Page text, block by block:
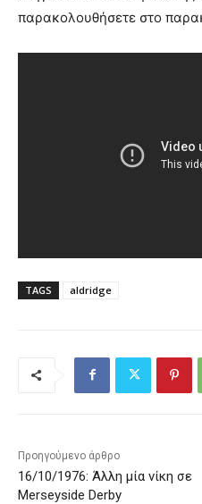
παρακολουθήσετε στο
TAGS aldridge
Προηγούμενο άρθρο
16/10/1976: Άλλη μία νίκη σε
Merseyside Derby